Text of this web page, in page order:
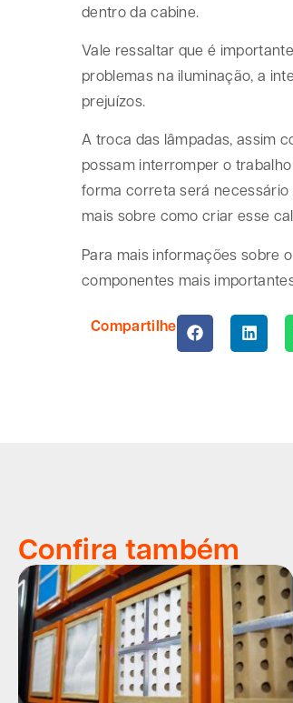
dentro da cabine.
Vale ressaltar que é
problemas na iluminação, a
prejuízos.
A troca das lâmpadas, assim
possam interromper o
forma correta será
mais sobre como criar esse
Para mais informações sobre
componentes mais
Compartilhe
Confira também